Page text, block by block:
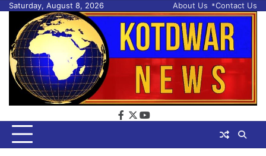
Skip
content
Saturday, August 8, 2026 About Us Contact Us
facebook
twitter
youtube